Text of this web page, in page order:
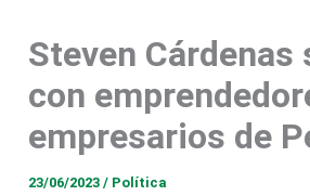
Steven Cárdenas
con
empresarios de
23/06/2023/ Política